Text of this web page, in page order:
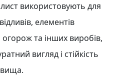
використовують для
елементів
та інших виробів,
вигляд і стійкість